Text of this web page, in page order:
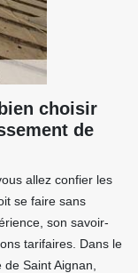
choisir
de
allez confier les
se faire sans
son savoir-
tarifaires. Dans le
Saint Aignan,